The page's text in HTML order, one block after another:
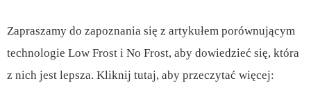
Zapraszamy do zapoznania się z artykułem porównującym
technologie Low Frost i No Frost, aby dowiedzieć się, która
z nich jest lepsza. Kliknij tutaj, aby przeczytać więcej: